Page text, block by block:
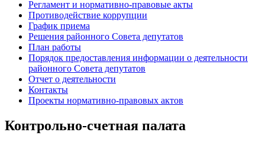
Регламент и нормативно-правовые акты
Противодействие коррупции
График приема
Решения районного Совета депутатов
План работы
Порядок предоставления информации о деятельности
районного Совета депутатов
Отчет о деятельности
Контакты
Проекты нормативно-правовых актов
Контрольно-счетная палата